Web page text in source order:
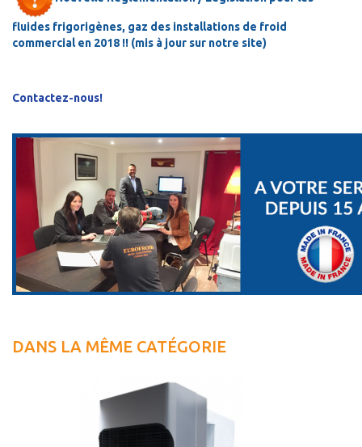
fluides frigorigènes, gaz des installations de froid
commercial en 2018 !! (mis à jour sur notre site)
Contactez-nous!
DANS LA MÊME CATÉGORIE